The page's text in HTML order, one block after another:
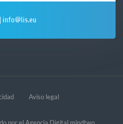
info@lis.eu
Aviso legal